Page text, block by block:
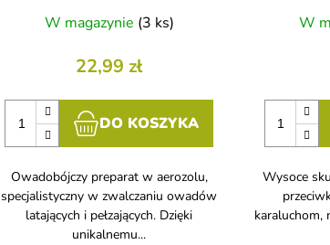
W magazynie (3 ks)
22,99 zł
DO KOSZYKA
Owadobójczy preparat w aerozolu,
specjalistyczny w zwalczaniu owadów
latających i pełzających. Dzięki
unikalnemu...
W
Wysoce
karaluchom,